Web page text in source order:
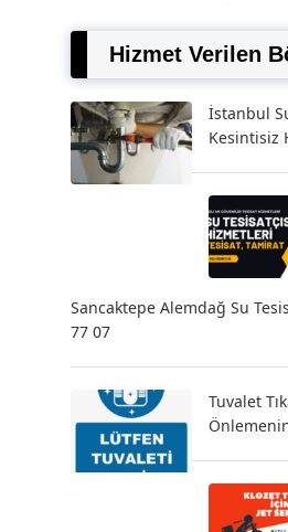
Hizmet Verilen
İstanbul
Kesintisiz
Sancaktepe Alemdağ Su
77 07
Tuvalet